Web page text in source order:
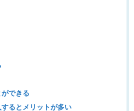
できる
るとメリットが多い